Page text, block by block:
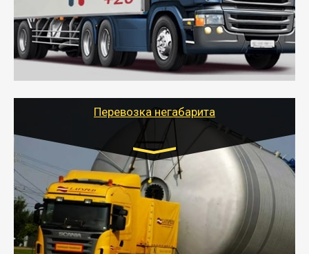
- Рефрижераторные перевозки грузов с
соблюдением температурного режима, работающим
термописцем, санитарной обработкой кузова и мед.
книжкой у водителя.
- Тайгер Логистик поможет быстро перевезти
скоропортящиеся продукты в любой город России с
Перевозка негабарита
Цена за км. Рассчитывается
индивидуально
- Перевозка техники и негабаритных грузов
осуществляется после получения разрешения на
перевозку (обычно 7-14 дней).